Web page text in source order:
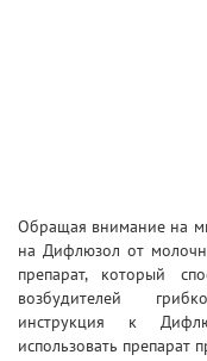
Обращая внимание на
на Дифлюзол от
препарат, который
возбудителей
инструкция к
использовать препарат